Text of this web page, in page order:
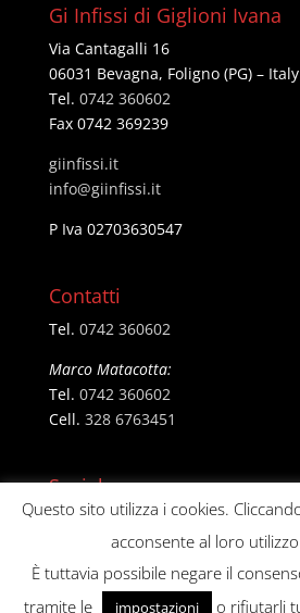
Gi Infissi di Giglioni Ivana
Via Cantagalli 16
06031 Bevagna, Foligno (PG) – Italy
Tel. 0742 360602
Fax 0742 369239
giinfissi.it
ti.issifniig
@ofni
P Iva 02703630547
Contatti
Tel. 0742 360602
Marco Matacotta:
Tel. 0742 360602
Cell. 328 6763451
Social
Questo sito utilizza i cookies.
acconsente al loro utilizzo
È tuttavia possibile negare il
tramite le
impostazioni o rifiutarli